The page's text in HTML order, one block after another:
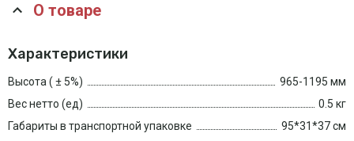
О товаре
Характеристики
Высота ( ± 5%)
965-1195 мм
Вес нетто (ед)
0.5 кг
Габариты в транспортной упаковке
95*31*37 см